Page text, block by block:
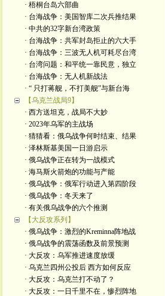
· 梧桐台岛六部曲
· 台海战争：美国智库二次兵推结果
· 中共的32字新台湾政策
· 台海战争：共军封岛拒止的六大手
· 台海战争：三波无人机可耗尽台湾
· 台湾问题：和平统一靠民意，独立
· 台海战争：无人机新战法
· “ 只打蒋舰，不打美舰”与新台海
【乌克兰战局9】
· 西方送坦克，战局不大妙
· 2023年乌军的主战场
· 猜猜看：俄乌战争何时结束、结果
· 泽林斯基美国一日游启示
· 俄乌战争正在转为一战模式
· 海马斯火箭炮的功能与产能
· 俄乌战争：俄军行动进入第四阶段
· 俄乌战争：冬天来了
· 有关俄乌战争的六个推测
【大反攻系列】
· 俄乌战争：激烈的Kreminna阵地战
· 俄乌战争的震荡函数及前景预测
· 大反攻：乌军推进速度放缓
· 乌克兰四州公投后 西方如何反应
· 大反攻：乌克兰打不动了？
· 大反攻：一日千里不在，惨烈阵地